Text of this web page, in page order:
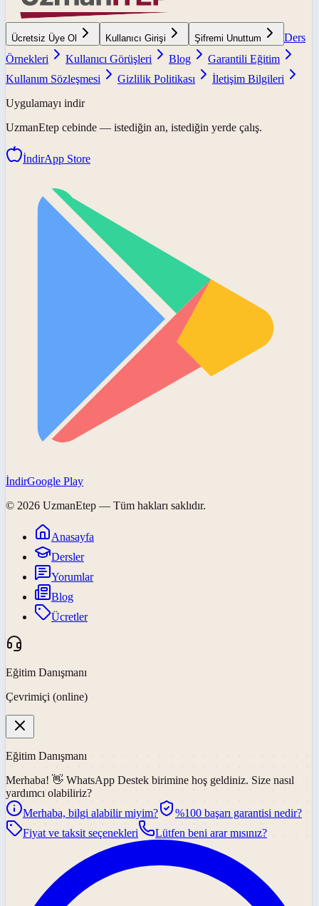
Ücretsiz Üye Ol Kullanıcı Girişi Şifremi Unuttum
Ders
Örnekleri
Kullanıcı Görüşleri Blog
Garantili Eğitim
Kullanım Sözleşmesi
Gizlilik Politikası
İletişim Bilgileri
Uygulamayı indir
UzmanEtep cebinde — istediğin an, istediğin yerde çalış.
İndirApp Store
İndirGoogle Play
© 2026 UzmanEtep — Tüm hakları saklıdır.
Anasayfa
Dersler
Yorumlar
Blog
Ücretler
Eğitim Danışmanı
Çevrimiçi (online)
Eğitim Danışmanı
Merhaba! 👋 WhatsApp Destek birimine hoş geldiniz. Size nasıl
yardımcı olabiliriz?
Merhaba, bilgi alabilir miyim?
%100 başarı garantisi nedir?
Fiyat ve taksit seçenekleri
Lütfen beni arar mısınız?